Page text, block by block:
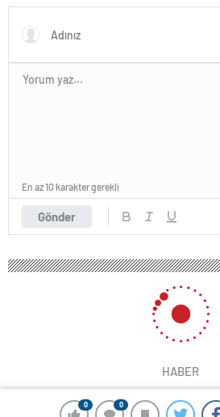
0 0
Gönder
En az 10 karakter gerekli
HABER